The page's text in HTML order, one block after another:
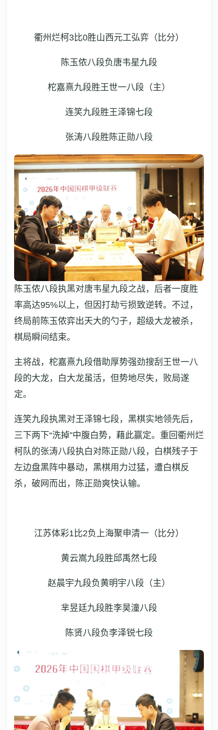
衢州烂柯3比0胜山西元工弘弈 （比分）
陈玉侬八段负唐韦星九段
柁嘉熹九段胜王世一八段（主）
连笑九段胜王泽锦七段
张涛八段胜陈正勋八段
陈玉侬八段执黑对唐韦星九段之战，后者一度胜
率高达95%以上，但因打劫亏损致逆转。不过，
终局前陈玉侬弈出天大的勺子，超级大龙被杀，
棋局瞬间结束。
主将战，柁嘉熹九段借助厚势强劲搜刮王世一八
段的大龙，白大龙虽活，但势地尽失，败局遂
定。
连笑九段执黑对王泽锦七段，黑棋实地领先后，
三下两下“洗掉”中腹白势，藉此赢定。重回衢州烂
柯队的张涛八段执白对陈正勋八段，白棋残子于
左边盘黑阵中暴动，黑棋用力过猛，遭白棋反
杀，破网而出，陈正勋爽快认输。
江苏体彩1比2负上海聚申清一 （比分）
黄云嵩九段胜邱禹然七段
赵晨宇九段负黄明宇八段（主）
芈昱廷九段胜李昊潼八段
陈贤八段负李泽锐七段